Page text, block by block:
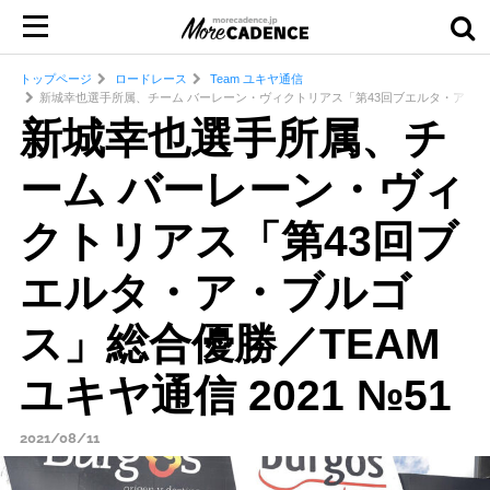
トップページ ロードレース
Team ユキヤ通信
新城幸也選手所属、チーム バーレーン・ヴィクトリアス「第43回ブエルタ・ア・
新城幸也選手所属、チ
ーム バーレーン・ヴィ
クトリアス「第43回ブ
エルタ・ア・ブルゴ
ス」総合優勝／TEAM
ユキヤ通信 2021 №51
2021/08/11